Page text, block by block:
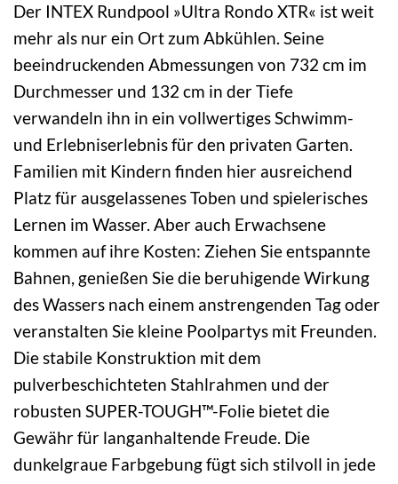
Der INTEX Rundpool »Ultra Rondo XTR« ist weit
mehr als nur ein Ort zum Abkühlen. Seine
beeindruckenden Abmessungen von 732 cm im
Durchmesser und 132 cm in der Tiefe
verwandeln ihn in ein vollwertiges Schwimm-
und Erlebniserlebnis für den privaten Garten.
Familien mit Kindern finden hier ausreichend
Platz für ausgelassenes Toben und spielerisches
Lernen im Wasser. Aber auch Erwachsene
kommen auf ihre Kosten: Ziehen Sie entspannte
Bahnen, genießen Sie die beruhigende Wirkung
des Wassers nach einem anstrengenden Tag oder
veranstalten Sie kleine Poolpartys mit Freunden.
Die stabile Konstruktion mit dem
pulverbeschichteten Stahlrahmen und der
robusten SUPER-TOUGH™-Folie bietet die
Gewähr für langanhaltende Freude. Die
dunkelgraue Farbgebung fügt sich stilvoll in jede